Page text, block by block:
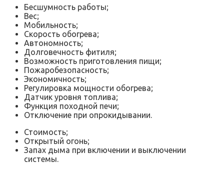
Бесшумность работы;
Вес;
Мобильность;
Скорость обогрева;
Автономность;
Долговечность фитиля;
Возможность приготовления пищи;
Пожаробезопасность;
Экономичность;
Регулировка мощности обогрева;
Датчик уровня топлива;
Функция походной печи;
Отключение при опрокидывании.
Стоимость;
Открытый огонь;
Запах дыма при включении и выключении
системы.